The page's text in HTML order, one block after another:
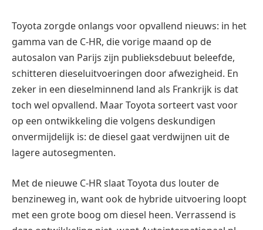
Toyota zorgde onlangs voor opvallend nieuws: in het
gamma van de C-HR, die vorige maand op de
autosalon van Parijs zijn publieksdebuut beleefde,
schitteren dieseluitvoeringen door afwezigheid. En
zeker in een dieselminnend land als Frankrijk is dat
toch wel opvallend. Maar Toyota sorteert vast voor
op een ontwikkeling die volgens deskundigen
onvermijdelijk is: de diesel gaat verdwijnen uit de
lagere autosegmenten.
Met de nieuwe C-HR slaat Toyota dus louter de
benzineweg in, want ook de hybride uitvoering loopt
met een grote boog om diesel heen. Verrassend is